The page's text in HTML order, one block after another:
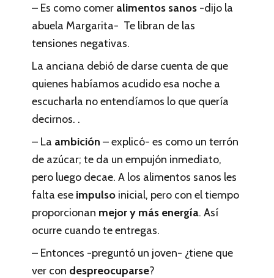
– Es como comer alimentos sanos -dijo la
abuela Margarita- Te libran de las
tensiones negativas.
La anciana debió de darse cuenta de que
quienes habíamos acudido esa noche a
escucharla no entendíamos lo que quería
decirnos. .
– La ambición – explicó- es como un terrón
de azúcar; te da un empujón inmediato,
pero luego decae. A los alimentos sanos les
falta ese impulso inicial, pero con el tiempo
proporcionan mejor y más energía. Así
ocurre cuando te entregas.
– Entonces -preguntó un joven- ¿tiene que
ver con despreocuparse?